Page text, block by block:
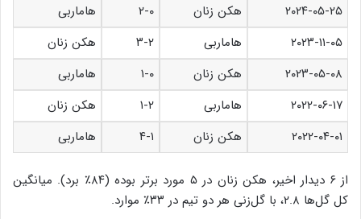
۲۰۲۴-۰۵-۲۵
هکن زنان ۲-۰
هاماربی
۲۰۲۳-۱۱-۰۵
هاماربی ۳-۲
هکن زنان
۲۰۲۳-۰۵-۰۸
هکن زنان ۱-۰
هاماربی
۲۰۲۲-۰۶-۱۷
هاماربی ۱-۲
هکن زنان
۲۰۲۲-۰۴-۰۱
هکن زنان ۴-۱ هاماربی
از ۶ دیدار اخیر، هکن زنان در ۵ مورد برتر بوده (۸۴٪ برد). میانگین
کل گل‌ها ۲.۸، با گل‌زنی هر دو تیم در ۳۳٪ موارد.